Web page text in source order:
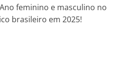
feminino e masculino no
brasileiro em 2025!